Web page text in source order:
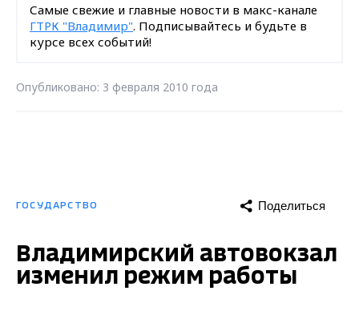
Самые свежие и главные новости в макс-канале
ГТРК "Владимир". Подписывайтесь и будьте в
курсе всех событий!
Опубликовано: 3 февраля 2010 года
ГОСУДАРСТВО Поделиться
Владимирский автовокзал
изменил режим работы